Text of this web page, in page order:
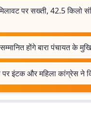
पर सख्ती, 42.5 किलो
होंगे बारा पंचायत के
पर इंटक और महिला कांग्रेस ने